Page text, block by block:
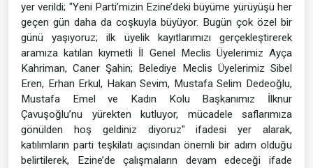
yer verildi; "Yeni Parti’mizin Ezine’deki büyüme yürüyüşü her
geçen gün daha da coşkuyla büyüyor. Bugün çok özel bir
günü yaşıyoruz; ilk üyelik kayıtlarımızı gerçekleştirerek
aramıza katılan kıymetli İl Genel Meclis Üyelerimiz Ayça
Kahriman, Caner Şahin; Belediye Meclis Üyelerimiz Sibel
Eren, Erhan Erkul, Hakan Sevim, Mustafa Selim Dedeoğlu,
Mustafa Emel ve Kadın Kolu Başkanımız İlknur
Çavuşoğlu’nu yürekten kutluyor, mücadele saflarımıza
gönülden hoş geldiniz diyoruz" ifadesi yer alarak,
katılımların parti teşkilatı açısından önemli bir adım olduğu
belirtilerek, Ezine’de çalışmaların devam edeceği ifade